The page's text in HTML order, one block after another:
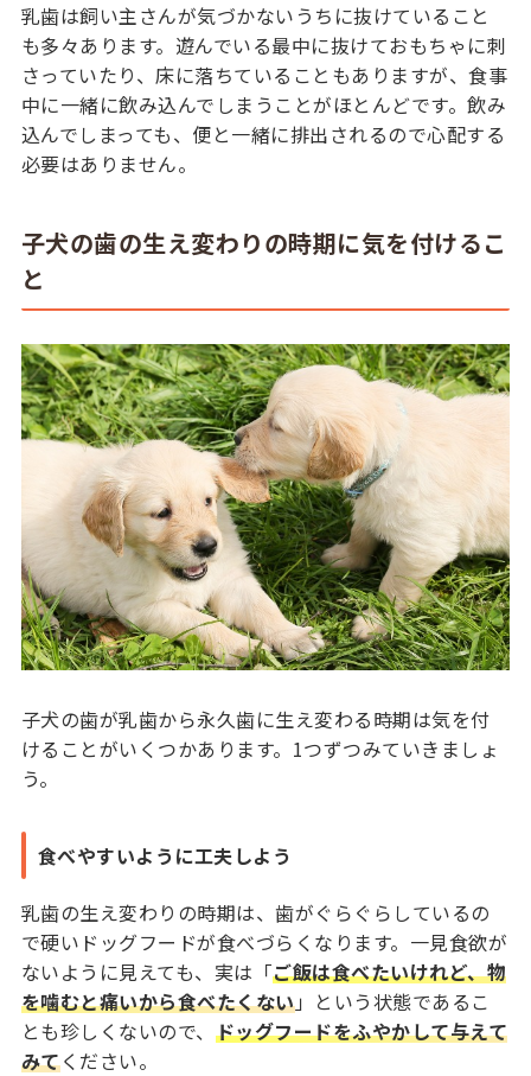
乳歯は飼い主さんが気づかないうちに抜けていること
も多々あります。遊んでいる最中に抜けておもちゃに刺
さっていたり、床に落ちていることもありますが、食事
中に一緒に飲み込んでしまうことがほとんどです。飲み
込んでしまっても、便と一緒に排出されるので心配する
必要はありません。
子犬の歯の生え変わりの時期に気を付けるこ
と
子犬の歯が乳歯から永久歯に生え変わる時期は気を付
けることがいくつかあります。1つずつみていきましょ
う。
食べやすいように工夫しよう
乳歯の生え変わりの時期は、歯がぐらぐらしているの
で硬いドッグフードが食べづらくなります。一見食欲が
ないように見えても、実は「ご飯は食べたいけれど、物
を噛むと痛いから食べたくない」という状態であるこ
とも珍しくないので、 ドッグフードをふやかして与えて
みてください。